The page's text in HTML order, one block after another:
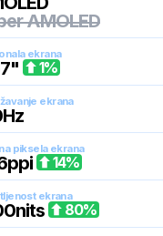
AMOLED
ekrana
" 1%
ekrana
Hz
piksela ekrana
ppi 14%
ekrana
nits 80%